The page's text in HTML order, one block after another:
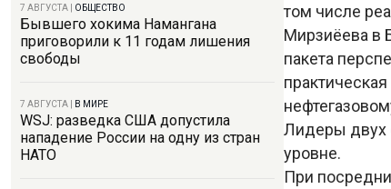
7 АВГУСТА ОБЩЕСТВО
Бывшего хокима Намангана
приговорили к 11 годам лишения
свободы
7 АВГУСТА В МИРЕ
WSJ: разведка США допустила
нападение России на одну из стран
НАТО
том числе
Мирзиёева в
пакета
Лидеры двух
уровне.
При